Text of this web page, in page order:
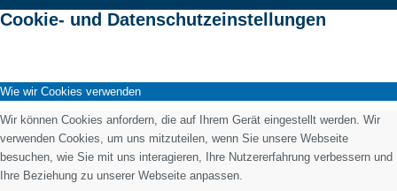
Cookie- und Datenschutzeinstellungen
Wie wir Cookies verwenden
Wir können Cookies anfordern, die auf Ihrem Gerät eingestellt werden. Wir
verwenden Cookies, um uns mitzuteilen, wenn Sie unsere Webseite
besuchen, wie Sie mit uns interagieren, Ihre Nutzererfahrung verbessern und
Ihre Beziehung zu unserer Webseite anpassen.